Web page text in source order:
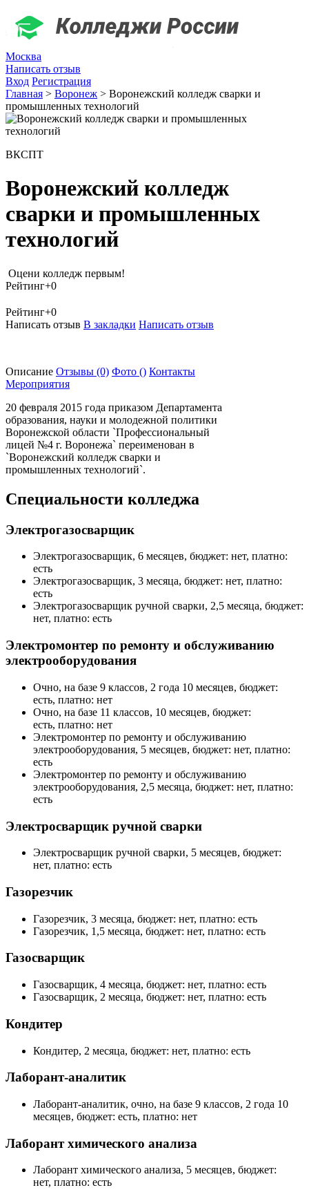
Москва
Написать отзыв
Вход Регистрация
Главная > Воронеж > Воронежский колледж сварки и
промышленных технологий
ВКСПТ
Воронежский колледж
сварки и промышленных
технологий
Оцени колледж первым!
Рейтинг+0
Рейтинг+0
Написать отзыв В закладки Написать отзыв
Описание Отзывы (0) Фото () Контакты
Мероприятия
20 февраля 2015 года приказом Департамента
образования, науки и молодежной политики
Воронежской области `Профессиональный
лицей №4 г. Воронежа` переименован в
`Воронежский колледж сварки и
промышленных технологий`.
Специальности колледжа
Электрогазосварщик
Электрогазосварщик, 6 месяцев, бюджет: нет, платно:
есть
Электрогазосварщик, 3 месяца, бюджет: нет, платно:
есть
Электрогазосварщик ручной сварки, 2,5 месяца, бюджет:
нет, платно: есть
Электромонтер по ремонту и обслуживанию
электрооборудования
Очно, на базе 9 классов, 2 года 10 месяцев, бюджет:
есть, платно: нет
Очно, на базе 11 классов, 10 месяцев, бюджет:
есть, платно: нет
Электромонтер по ремонту и обслуживанию
электрооборудования, 5 месяцев, бюджет: нет, платно:
есть
Электромонтер по ремонту и обслуживанию
электрооборудования, 2,5 месяца, бюджет: нет, платно:
есть
Электросварщик ручной сварки
Электросварщик ручной сварки, 5 месяцев, бюджет:
нет, платно: есть
Газорезчик
Газорезчик, 3 месяца, бюджет: нет, платно: есть
Газорезчик, 1,5 месяца, бюджет: нет, платно: есть
Газосварщик
Газосварщик, 4 месяца, бюджет: нет, платно: есть
Газосварщик, 2 месяца, бюджет: нет, платно: есть
Кондитер
Кондитер, 2 месяца, бюджет: нет, платно: есть
Лаборант-аналитик
Лаборант-аналитик, очно, на базе 9 классов, 2 года 10
месяцев, бюджет: есть, платно: нет
Лаборант химического анализа
Лаборант химического анализа, 5 месяцев, бюджет:
нет, платно: есть